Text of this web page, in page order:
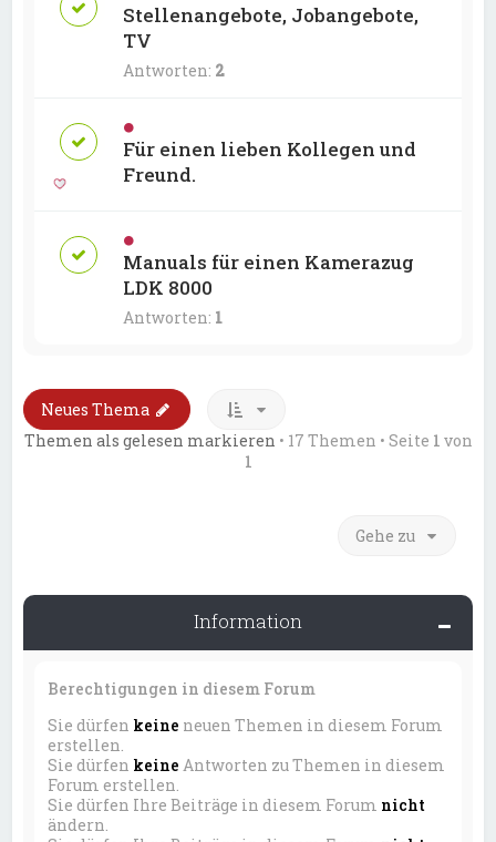
Stellenangebote, Jobangebote,
TV
Antworten: 2
Für einen lieben Kollegen und
Freund.
Manuals für einen Kamerazug
LDK 8000
Antworten: 1
Neues Thema
Themen als gelesen markieren • 17 Themen • Seite 1 von
1
Gehe zu
Information
Berechtigungen in diesem Forum
Sie dürfen keine neuen Themen in diesem Forum
erstellen.
Sie dürfen keine Antworten zu Themen in diesem
Forum erstellen.
Sie dürfen Ihre Beiträge in diesem Forum nicht
ändern.